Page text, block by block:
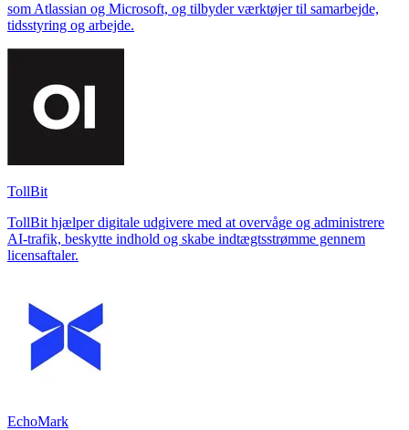
som Atlassian og Microsoft, og tilbyder værktøjer til samarbejde,
tidsstyring og arbejde.
TollBit
TollBit hjælper digitale udgivere med at overvåge og administrere
AI-trafik, beskytte indhold og skabe indtægtsstrømme gennem
licensaftaler.
EchoMark